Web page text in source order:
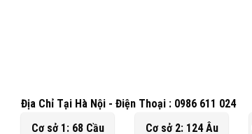
Địa Chỉ Tại Hà Nội - Điện Thoại : 0986 611 024
Cơ sở 1: 68 Cầu
Cơ sở 2: 124 Âu